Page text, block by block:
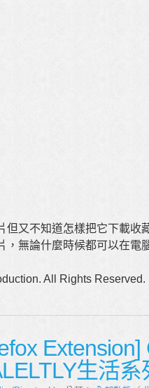
但又不知道怎樣把它下載收
，無論什麼時候都可以在電
All Rights Reserved.
生活系